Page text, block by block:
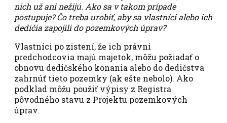
nich už ani nežijú. Ako sa v takom prípade
postupuje? Čo treba urobiť, aby sa vlastníci alebo ich
dedičia zapojili do pozemkových úprav?
Vlastníci po zistení, že ich právni
predchodcovia majú majetok, môžu požiadať o
obnovu dedičského konania alebo do dedičstva
zahrnúť tieto pozemky (ak ešte nebolo). Ako
podklad môžu použiť výpisy z Registra
pôvodného stavu z Projektu pozemkových
úprav.